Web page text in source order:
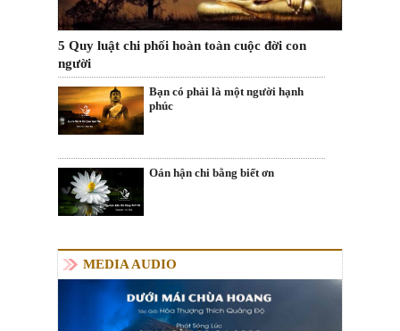
5 Quy luật chi phối hoàn toàn cuộc đời con
người
Bạn có phải là một người hạnh
phúc
Oán hận chi bằng biết ơn
MEDIA AUDIO